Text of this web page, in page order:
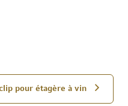
pour étagère à vin